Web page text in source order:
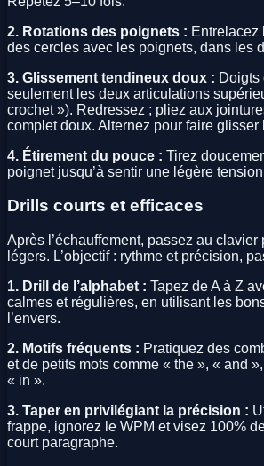
2. Rotations des poignets : Entrelacez
des cercles avec les poignets, dans les
3. Glissement tendineux doux : Doigts
seulement les deux articulations
crochet »). Redressez ; pliez aux
complet doux. Alternez pour faire glisser
4. Étirement du pouce : Tirez
poignet jusqu’à sentir une légère
Drills courts et efficaces
Après l’échauffement, passez au
légers. L’objectif : rythme et précision,
1. Drill de l’alphabet : Tapez de A à Z
calmes et régulières, en utilisant les
l’envers.
2. Motifs fréquents : Pratiquez des
et de petits mots comme « the », « and
« in ».
3. Taper en privilégiant la précision :
frappe, ignorez le WPM et visez 100%
court paragraphe.